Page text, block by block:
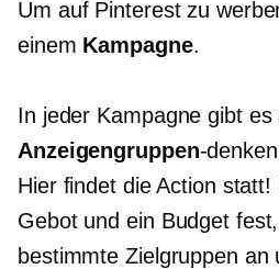
Um auf Pinterest zu
einem Kampagne.
In jeder Kampagne gibt es
Anzeigengruppen-denken
Hier findet die Action statt!
Gebot und ein Budget
bestimmte Zielgruppen an